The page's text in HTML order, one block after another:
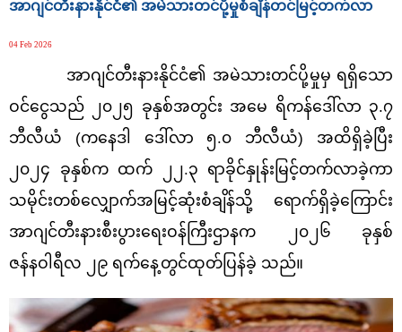
အာဂျင်တီးနားနိုင်ငံ၏ အမဲသားတင်ပို့မှုစံချိန်တင်မြင့်တက်လာ
04 Feb 2026
အာဂျင်တီးနားနိုင်ငံ၏ အမဲသားတင်ပို့မှုမှ ရရှိသော
ဝင်‌ငွေသည် ၂၀၂၅ ခုနှစ်အတွင်း အမေ ရိကန်ဒေါ်လာ ၃.၇
ဘီလီယံ (ကနေဒါ ဒေါ်လာ ၅.၀ ဘီလီယံ) အထိရှိခဲ့ပြီး
၂၀၂၄ ခုနှစ်က ထက် ၂၂.၃ ရာခိုင်နှုန်းမြင့်တက်လာခဲ့ကာ
သမိုင်းတစ်လျှောက်အမြင့်ဆုံးစံချိန်သို့ ရောက်ရှိခဲ့ကြောင်း
အာဂျင်တီးနားစီးပွားရေးဝန်ကြီးဌာနက ၂၀၂၆ ခုနှစ်
ဇန်နဝါရီလ ၂၉ ရက်နေ့တွင်ထုတ်ပြန်ခဲ့ သည်။